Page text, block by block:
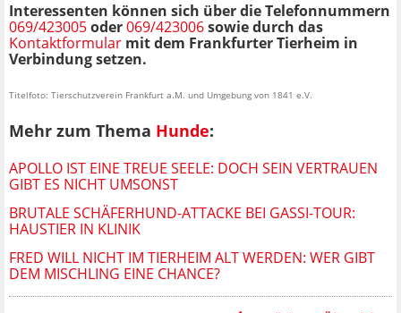
Interessenten können sich über die Telefonnummern
069/423005oder069/423006sowie durch das
Kontaktformular mit dem Frankfurter Tierheim in
Verbindung setzen.
Titelfoto: Tierschutzverein Frankfurt a.M. und Umgebung von 1841 e.V.
Mehr zum Thema Hunde:
APOLLO IST EINE TREUE SEELE: DOCH SEIN VERTRAUEN
GIBT ES NICHT UMSONST
BRUTALE SCHÄFERHUND-ATTACKE BEI GASSI-TOUR:
HAUSTIER IN KLINIK
FRED WILL NICHT IM TIERHEIM ALT WERDEN: WER GIBT
DEM MISCHLING EINE CHANCE?